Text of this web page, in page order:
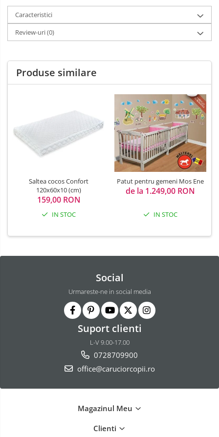
Caracteristici
Review-uri(0)
Produse similare
Saltea cocos Confort
120x60x10 (cm)
159,00 RON
IN STOC
Patut pentru gemeni Mos Ene
de la 1.249,00 RON
IN STOC
Social
Urmareste-ne in social media
Suport clienti
L-V 9.00-17.00
0728709900
office@caruciorcopii.ro
Magazinul Meu
Clienti